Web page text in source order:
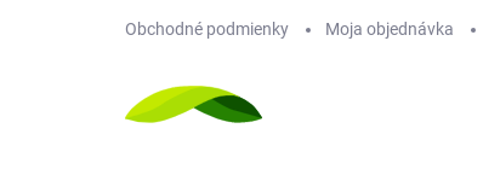
Obchodné podmienky Moja objednávka